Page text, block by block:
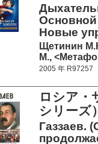
Основной
Новые
Щетинин
М.,
2005 年 R97257
ロシア・
シリーズ
Газзаев.